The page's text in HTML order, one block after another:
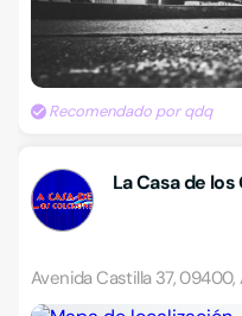
Recomendado por qdq
La Casa de
Avenida Castilla 37,